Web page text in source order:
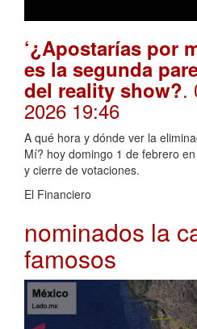
‘¿Apostarías por
es la segunda
del reality show?.
2026 19:46
A qué hora y dónde ver la
Mí? hoy domingo 1 de febrero
y cierre de votaciones.
El Financiero
nominados la
famosos